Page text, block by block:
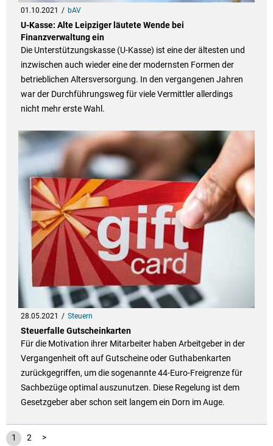
01.10.2021 bAV
U-Kasse: Alte Leipziger läutete Wende bei
Finanzverwaltung ein
Die Unterstützungskasse (U-Kasse) ist eine der ältesten und
inzwischen auch wieder eine der modernsten Formen der
betrieblichen Altersversorgung. In den vergangenen Jahren
war der Durchführungsweg für viele Vermittler allerdings
nicht mehr erste Wahl.
28.05.2021 Steuern
Steuerfalle Gutscheinkarten
Für die Motivation ihrer Mitarbeiter haben Arbeitgeber in der
Vergangenheit oft auf Gutscheine oder Guthabenkarten
zurückgegriffen, um die sogenannte 44-Euro-Freigrenze für
Sachbezüge optimal auszunutzen. Diese Regelung ist dem
Gesetzgeber aber schon seit langem ein Dorn im Auge.
1 2 >